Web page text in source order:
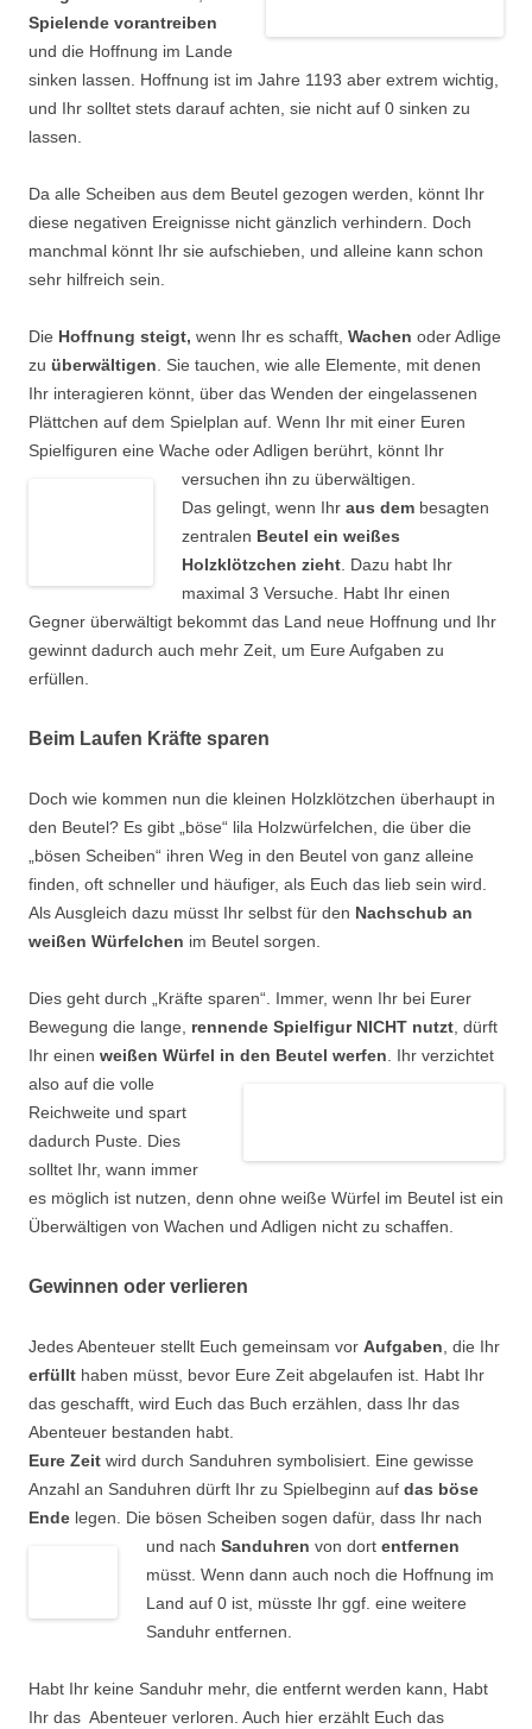
Spielende vorantreiben
und die Hoffnung im Lande
sinken lassen. Hoffnung ist im Jahre 1193 aber extrem wichtig,
und Ihr solltet stets darauf achten, sie nicht auf 0 sinken zu
lassen.
Da alle Scheiben aus dem Beutel gezogen werden, könnt Ihr
diese negativen Ereignisse nicht gänzlich verhindern. Doch
manchmal könnt Ihr sie aufschieben, und alleine kann schon
sehr hilfreich sein.
Die Hoffnung steigt, wenn Ihr es schafft, Wachen oder Adlige
zu überwältigen. Sie tauchen, wie alle Elemente, mit denen
Ihr interagieren könnt, über das Wenden der eingelassenen
Plättchen auf dem Spielplan auf. Wenn Ihr mit einer Euren
Spielfiguren eine Wache oder Adligen berührt, könnt Ihr
versuchen ihn zu überwältigen.
Das gelingt, wenn Ihr aus dem besagten
zentralen Beutel ein weißes
Holzklötzchen zieht. Dazu habt Ihr
maximal 3 Versuche. Habt Ihr einen
Gegner überwältigt bekommt das Land neue Hoffnung und Ihr
gewinnt dadurch auch mehr Zeit, um Eure Aufgaben zu
erfüllen.
Beim Laufen Kräfte sparen
Doch wie kommen nun die kleinen Holzklötzchen überhaupt in
den Beutel? Es gibt „böse“ lila Holzwürfelchen, die über die
„bösen Scheiben“ ihren Weg in den Beutel von ganz alleine
finden, oft schneller und häufiger, als Euch das lieb sein wird.
Als Ausgleich dazu müsst Ihr selbst für den Nachschub an
weißen Würfelchen im Beutel sorgen.
Dies geht durch „Kräfte sparen“. Immer, wenn Ihr bei Eurer
Bewegung die lange, rennende Spielfigur NICHT nutzt, dürft
Ihr einen weißen Würfel in den Beutel werfen. Ihr verzichtet
also auf die volle
Reichweite und spart
dadurch Puste. Dies
solltet Ihr, wann immer
es möglich ist nutzen, denn ohne weiße Würfel im Beutel ist ein
Überwältigen von Wachen und Adligen nicht zu schaffen.
Gewinnen oder verlieren
Jedes Abenteuer stellt Euch gemeinsam vor Aufgaben, die Ihr
erfüllt haben müsst, bevor Eure Zeit abgelaufen ist. Habt Ihr
das geschafft, wird Euch das Buch erzählen, dass Ihr das
Abenteuer bestanden habt.
Eure Zeit wird durch Sanduhren symbolisiert. Eine gewisse
Anzahl an Sanduhren dürft Ihr zu Spielbeginn auf das böse
Ende legen. Die bösen Scheiben sogen dafür, dass Ihr nach
und nach Sanduhren von dort entfernen
müsst. Wenn dann auch noch die Hoffnung im
Land auf 0 ist, müsste Ihr ggf. eine weitere
Sanduhr entfernen.
Habt Ihr keine Sanduhr mehr, die entfernt werden kann, Habt
Ihr das Abenteuer verloren. Auch hier erzählt Euch das